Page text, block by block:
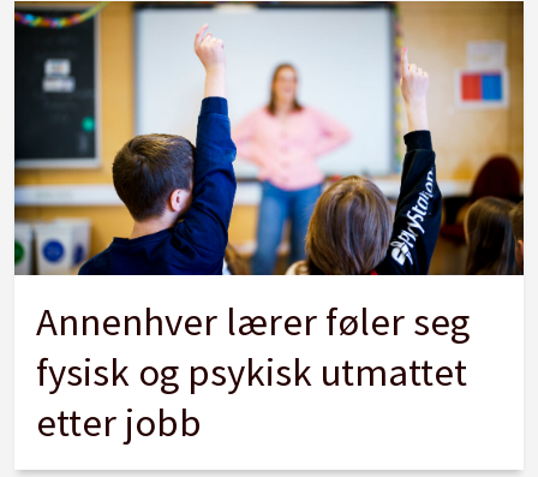
Annenhver lærer føler seg
fysisk og psykisk utmattet
etter jobb